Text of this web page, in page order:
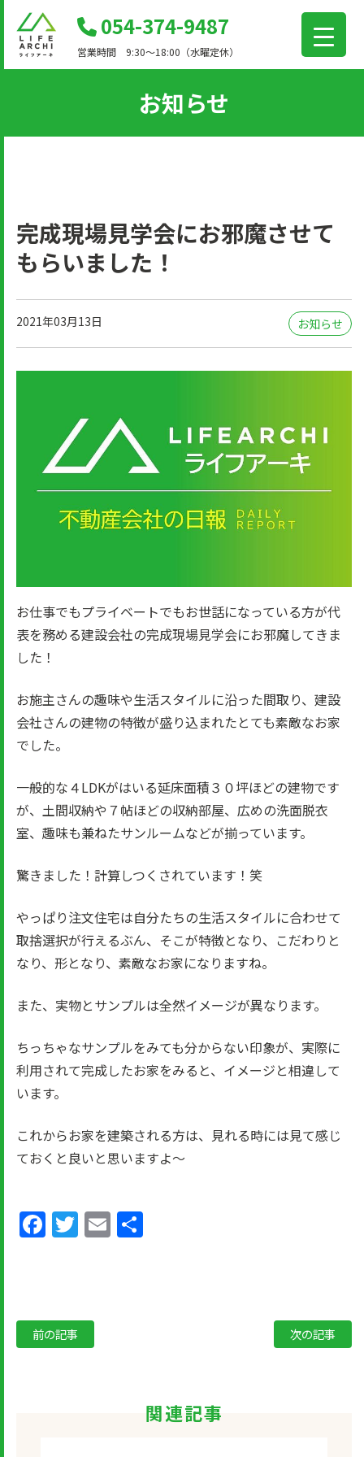
054-374-9487
営業時間 9:30～18:00（水曜定休）
お知らせ
完成現場見学会にお邪魔させて
もらいました！
2021年03月13日 お知らせ
お仕事でもプライベートでもお世話になっている方が代
表を務める建設会社の完成現場見学会にお邪魔してきま
した！
お施主さんの趣味や生活スタイルに沿った間取り、建設
会社さんの建物の特徴が盛り込まれたとても素敵なお家
でした。
一般的な４LDKがはいる延床面積３０坪ほどの建物です
が、土間収納や７帖ほどの収納部屋、広めの洗面脱衣
室、趣味も兼ねたサンルームなどが揃っています。
驚きました！計算しつくされています！笑
やっぱり注文住宅は自分たちの生活スタイルに合わせて
取捨選択が行えるぶん、そこが特徴となり、こだわりと
なり、形となり、素敵なお家になりますね。
また、実物とサンプルは全然イメージが異なります。
ちっちゃなサンプルをみても分からない印象が、実際に
利用されて完成したお家をみると、イメージと相違して
います。
これからお家を建築される方は、見れる時には見て感じ
ておくと良いと思いますよ～
Facebook
Twitter
Email
前の記事 次の記事
関連記事